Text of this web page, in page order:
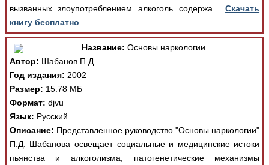
вызванных злоупотреблением алкоголь содержа...Скачать
книгу бесплатно
Название: Основы наркологии.
Автор: Шабанов П.Д.
Год издания: 2002
Размер: 15.78 МБ
Формат: djvu
Язык: Русский
Описание: Представленное руководство "Основы наркологии"
П.Д. Шабанова освещает социальные и медицинские истоки
пьянства и алкоголизма, патогенетические механизмы